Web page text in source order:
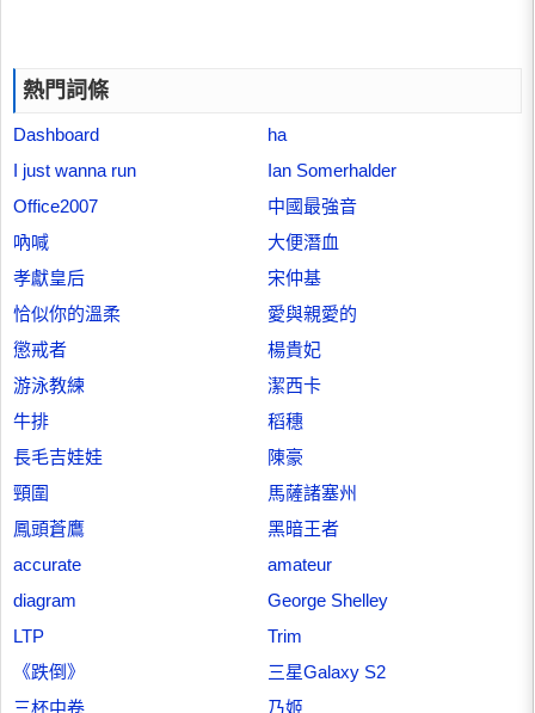
熱門詞條
Dashboard
ha
I just wanna run
Ian Somerhalder
Office2007
中國最強音
吶喊
大便潛血
孝獻皇后
宋仲基
恰似你的溫柔
愛與親愛的
懲戒者
楊貴妃
游泳教練
潔西卡
牛排
稻穗
長毛吉娃娃
陳豪
頸圍
馬薩諸塞州
鳳頭蒼鷹
黑暗王者
accurate
amateur
diagram
George Shelley
LTP
Trim
《跌倒》
三星Galaxy S2
三杯中卷
乃姬